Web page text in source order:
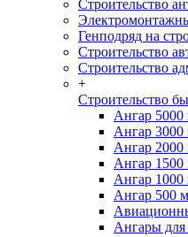
Строительство
Генподряд на
Строительство
Строительство
+
Строительство
Ангар 5000
Ангар 3000
Ангар 2000
Ангар 1500
Ангар 1000
Ангар 500
Ангары